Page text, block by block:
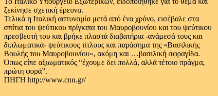
ξεκίνησε σχετική έρευνα.
Τελικά η Ιταλική αστυνομία μετά από ένα χρόνο, εισέβαλε στα
σπίτια του ψεύτικου πρίγκιπα του Μαυροβουνίου και του ψεύτικου
πρεσβευτή του και βρήκε πλαστά διαβατήρια -ανάμεσά τους και
διπλωματικά- ψεύτικους τίτλους και παράσημα της «Βασιλικής
Βουλής του Μαυροβουνίου», ακόμη και …βασιλική σφραγίδα.
Όπως είπε αξιωματικός “έχουμε δει πολλά, αλλά τέτοιο πράγμα,
πρώτη φορά”.
ΠΗΓΗ http://www.cnn.gr/